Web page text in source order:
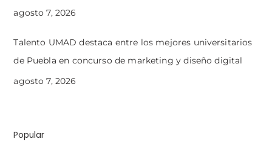
agosto 7, 2026
Talento UMAD destaca entre los mejores universitarios
de Puebla en concurso de marketing y diseño digital
agosto 7, 2026
Popular